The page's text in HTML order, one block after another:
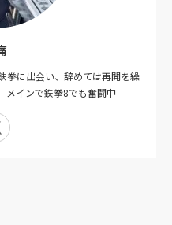
拳に出会い、辞めては再開を繰
メインで鉄拳8でも奮闘中
X